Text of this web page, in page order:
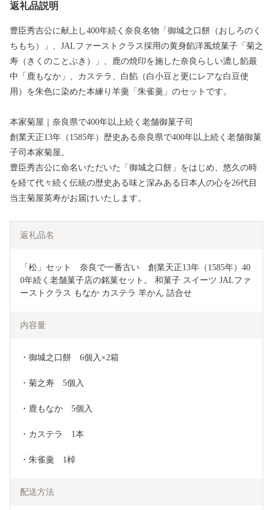
返礼品説明
豊臣秀吉公に献上し400年続く奈良名物「御城之口餅（おしろのく
ちもち）」、JALファーストクラス採用の黄身餡洋風焼菓子「菊之
寿（きくのことぶき）」、鹿の焼印を施した奈良らしい漉し餡最
中「鹿もなか」、カステラ、白餡（白小豆と更にレアな白豆使
用）を朱色に染めた本練り羊羹「朱雀羹」のセットです。
本家菊屋｜奈良県で400年以上続く老舗御菓子司
創業天正13年（1585年）歴史ある奈良県で400年以上続く老舗御菓
子司本家菊屋。
豊臣秀吉公に命名いただいた「御城之口餅」をはじめ、悠久の時
を経て代々続く伝統の歴史ある味と深みある日本人の心を26代目
当主菊屋英寿がお届けいたします。
返礼品名
「松」セット　奈良で一番古い　創業天正13年（1585年）40
0年続く老舗菓子店の銘菓セット。 和菓子 スイーツ JALファ
ーストクラス もなか カステラ 羊かん 詰合せ
内容量
・御城之口餅　6個入×2箱
・菊之寿　5個入
・鹿もなか　5個入
・カステラ　1本
・朱雀羹　1棹
配送方法